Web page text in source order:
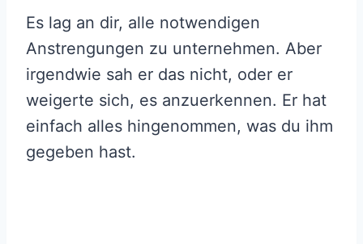
Es lag an dir, alle notwendigen
Anstrengungen zu unternehmen. Aber
irgendwie sah er das nicht, oder er
weigerte sich, es anzuerkennen. Er hat
einfach alles hingenommen, was du ihm
gegeben hast.